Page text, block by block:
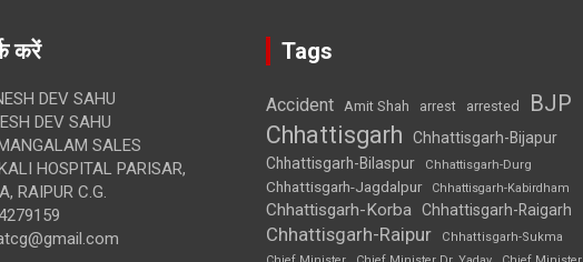
करें
DEV SAHU
DEV SAHU
SALES
HOSPITAL PARISAR,
RAIPUR C.G.
Tags
Accident Amit Shah arrest arrested BJP
Chhattisgarh
Chhattisgarh-Bijapur
Chhattisgarh-Bilaspur
Chhattisgarh-Durg
Chhattisgarh-Jagdalpur Chhattisgarh-Kabirdham
Chhattisgarh-Korba Chhattisgarh-Raigarh
Chhattisgarh-Raipur
Chhattisgarh-Sukma